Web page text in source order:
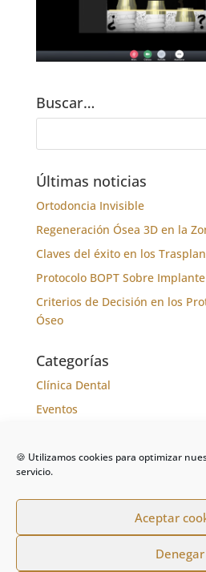
🍪 Utilizamos cookies para optimizar
servicio.
Aceptar
Denegar
Buscar…
Últimas noticias
Ortodoncia Invisible
Regeneración Ósea 3D en la
Claves del éxito en los
Protocolo BOPT Sobre
Criterios de Decisión en los
Óseo
Categorías
Clínica Dental
Eventos
Noticias